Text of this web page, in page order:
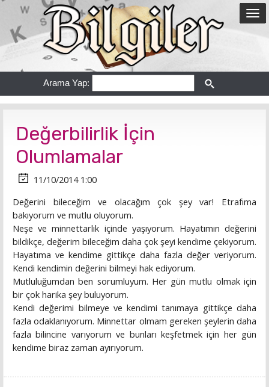
Arama Yap:
Değerbilirlik İçin
Olumlamalar
11/10/2014 1:00
Değerini bileceğim ve olacağım çok şey var! Etrafıma
bakıyorum ve mutlu oluyorum.
Neşe ve minnettarlık içinde yaşıyorum. Hayatımın değerini
bildikçe, değerim bileceğim daha çok şeyi kendime çekiyorum.
Hayatıma ve kendime gittikçe daha fazla değer veriyorum.
Kendi kendimin değerini bilmeyi hak ediyorum.
Mutluluğumdan ben sorumluyum. Her gün mutlu olmak için
bir çok harika şey buluyorum.
Kendi değerimi bilmeye ve kendimi tanımaya gittikçe daha
fazla odaklanıyorum. Minnettar olmam gereken şeylerin daha
fazla bilincine varıyorum ve bunları keşfetmek için her gün
kendime biraz zaman ayırıyorum.